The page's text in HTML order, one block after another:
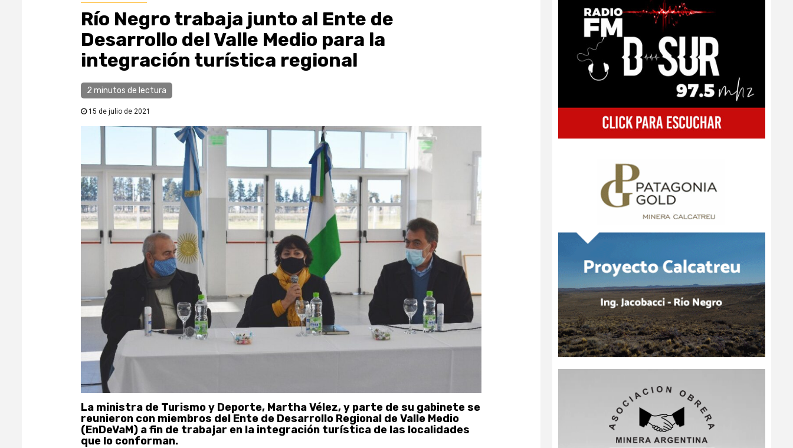
Río Negro trabaja junto al Ente de
Desarrollo del Valle Medio para la
integración turística regional
2 minutos de lectura
15 de julio de 2021
La ministra de Turismo y Deporte, Martha Vélez, y parte de su gabinete se
reunieron con miembros del Ente de Desarrollo Regional de Valle Medio
(EnDeVaM) a fin de trabajar en la integración turística de las localidades
que lo conforman.